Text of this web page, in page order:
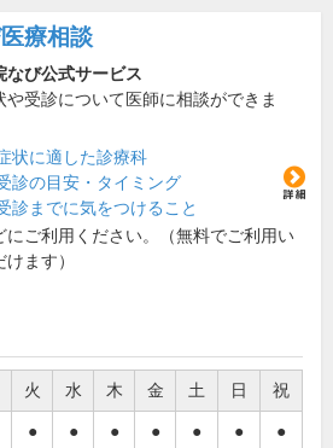
療相談
なび公式サービス
や受診について医師に相談ができま
状に適した診療科
診の目安・タイミング
診までに気をつけること
にご利用ください。（無料でご利用い
けます）
火 水 木 金 土 日 祝
● ● ● ● ● ● ●